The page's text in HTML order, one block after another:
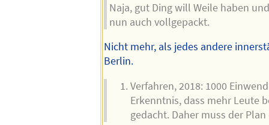
Naja, gut Ding will Weile haben
nun auch vollgepackt.
Nicht mehr, als jedes andere
Berlin.
Verfahren, 2018: 1000
Erkenntnis, dass mehr Leute
gedacht. Daher muss der